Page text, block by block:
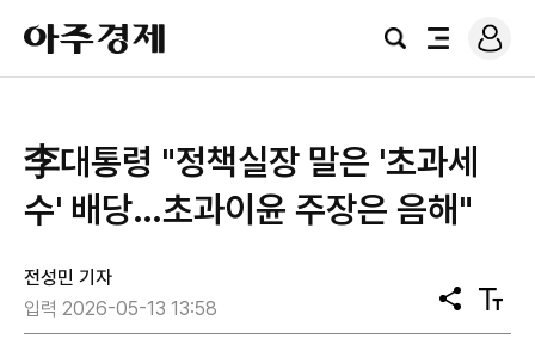
아
주
경
검
전
로
그
李대통령 "정책실장 말은 '초과세
수' 배당…초과이윤 주장은 음해"
전성민 기자
입력 2026-05-13 13:58
공
유
텍
스